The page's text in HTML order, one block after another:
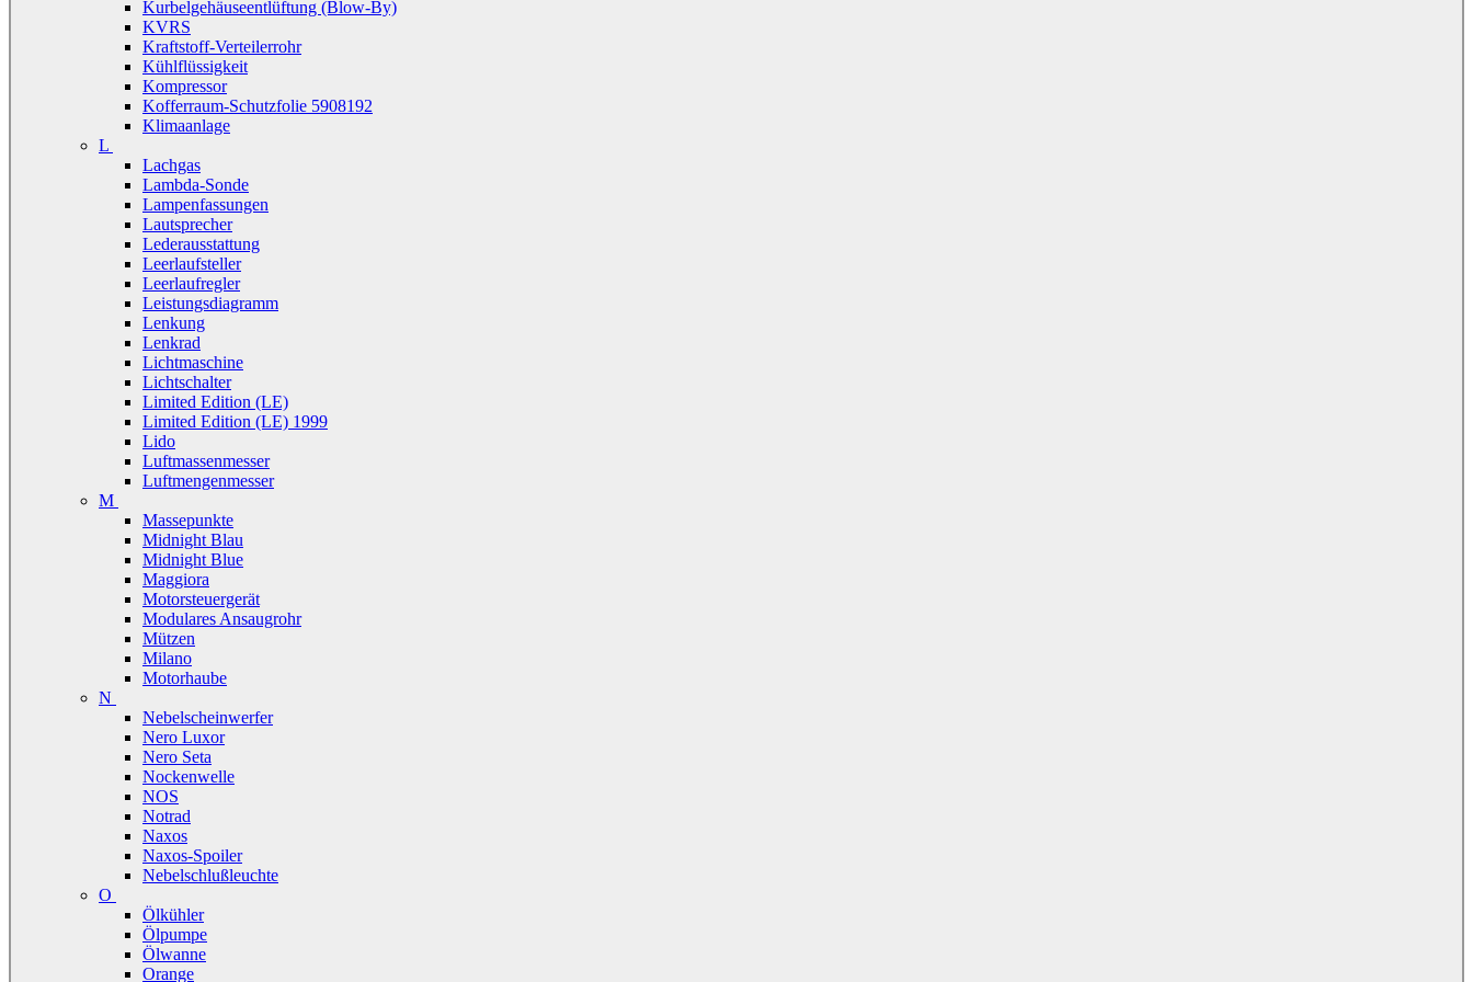
Kurbelgehäuseentlüftung (Blow-By)
KVRS
Kraftstoff-Verteilerrohr
Kühlflüssigkeit
Kompressor
Kofferraum-Schutzfolie 5908192
Klimaanlage
L
Lachgas
Lambda-Sonde
Lampenfassungen
Lautsprecher
Lederausstattung
Leerlaufsteller
Leerlaufregler
Leistungsdiagramm
Lenkung
Lenkrad
Lichtmaschine
Lichtschalter
Limited Edition (LE)
Limited Edition (LE) 1999
Lido
Luftmassenmesser
Luftmengenmesser
M
Massepunkte
Midnight Blau
Midnight Blue
Maggiora
Motorsteuergerät
Modulares Ansaugrohr
Mützen
Milano
Motorhaube
N
Nebelscheinwerfer
Nero Luxor
Nero Seta
Nockenwelle
NOS
Notrad
Naxos
Naxos-Spoiler
Nebelschlußleuchte
O
Ölkühler
Ölpumpe
Ölwanne
Orange